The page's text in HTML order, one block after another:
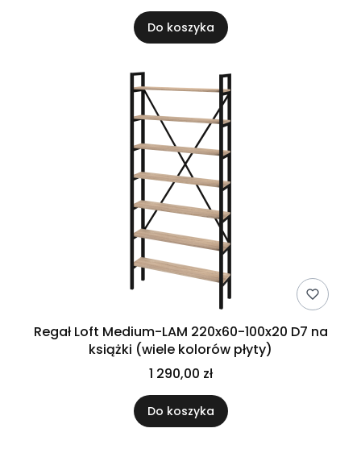
Do koszyka
Regał Loft Medium-LAM 220x60-100x20 D7 na
książki (wiele kolorów płyty)
1 290,00 zł
Do koszyka